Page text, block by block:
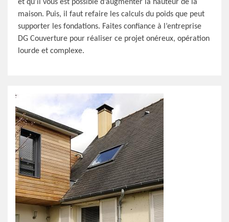
et qu’il vous est possible d’augmenter la hauteur de la
maison. Puis, il faut refaire les calculs du poids que peut
supporter les fondations. Faites confiance à l’entreprise
DG Couverture pour réaliser ce projet onéreux, opération
lourde et complexe.